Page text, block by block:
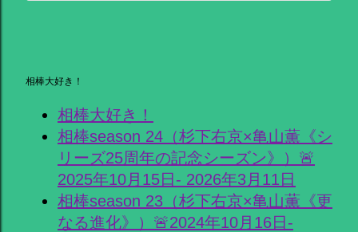
相棒大好き！
相棒大好き！
相棒season 24（杉下右京×亀山薫《シ
リーズ25周年の記念シーズン》）🚨
2025年10月15日- 2026年3月11日
相棒season 23（杉下右京×亀山薫《更
なる進化》）🚨2024年10月16日-